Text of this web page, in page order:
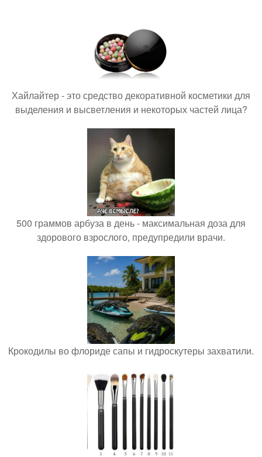
Хайлайтер - это средство декоративной косметики для
выделения и высветления и некоторых частей лица?
500 граммов арбуза в день - максимальная доза для
здорового взрослого, предупредили врачи.
Крокодилы во флориде сапы и гидроскутеры захватили.